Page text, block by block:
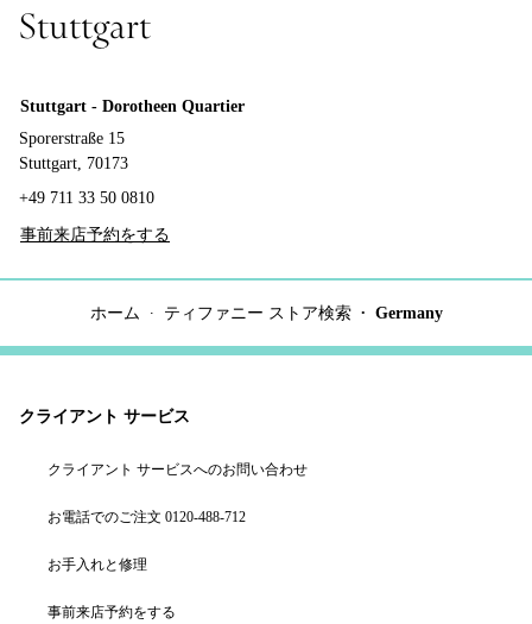
Stuttgart
Stuttgart - Dorotheen Quartier
Sporerstraße 15
Stuttgart, 70173
+49 711 33 50 0810
事前来店予約をする
ホーム ティファニー ストア検索 Germany
クライアント サービス
クライアント サービスへのお問い合わせ
お電話でのご注文 0120-488-712
お手入れと修理
事前来店予約をする